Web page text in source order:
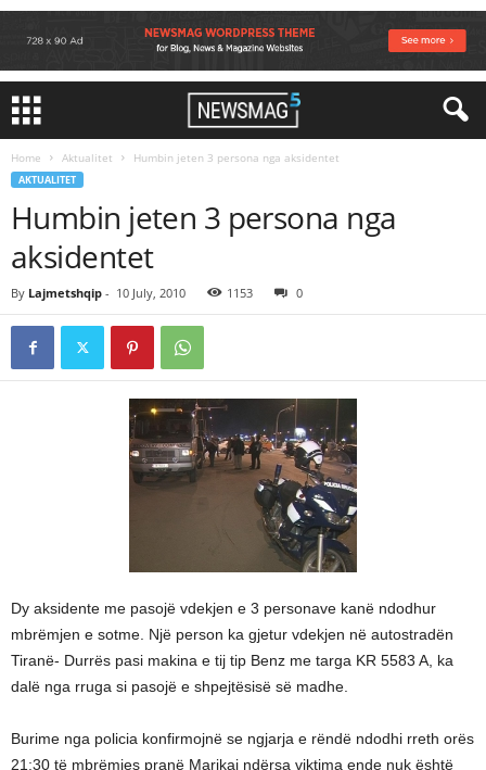
Home Aktualitet Humbin jeten 3 persona nga aksidentet
AKTUALITET
Humbin jeten 3 persona nga
aksidentet
By Lajmetshqip - 10 July, 2010 1153 0
Dy aksidente me pasojë vdekjen e 3 personave kanë ndodhur
mbrëmjen e sotme. Një person ka gjetur vdekjen në autostradën
Tiranë- Durrës pasi makina e tij tip Benz me targa KR 5583 A, ka
dalë nga rruga si pasojë e shpejtësisë së madhe.
Burime nga policia konfirmojnë se ngjarja e rëndë ndodhi rreth orës
21:30 të mbrëmjes pranë Marikaj ndërsa viktima ende nuk është